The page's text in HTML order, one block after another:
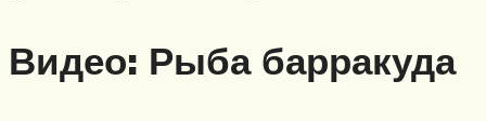
Видео: Рыба барракуда